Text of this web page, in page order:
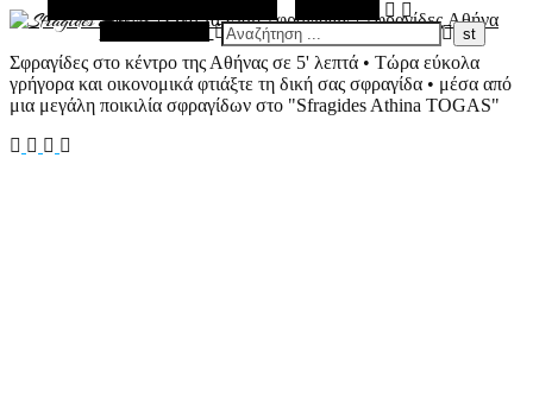
Σφραγίδες στο κέντρο της Αθήνας σε 5' λεπτά • Τώρα εύκολα
γρήγορα και οικονομικά φτιάξτε τη δική σας σφραγίδα • μέσα από
μια μεγάλη ποικιλία σφραγίδων στο "Sfragides Athina TOGAS"
Τυχαίο Άρθρο